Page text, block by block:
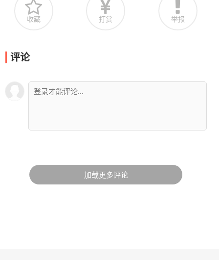
收藏 打赏 举报
评论
加载更多评论